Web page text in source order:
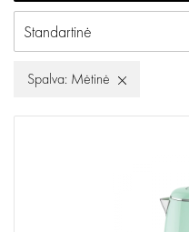
Spalva: Mėtinė